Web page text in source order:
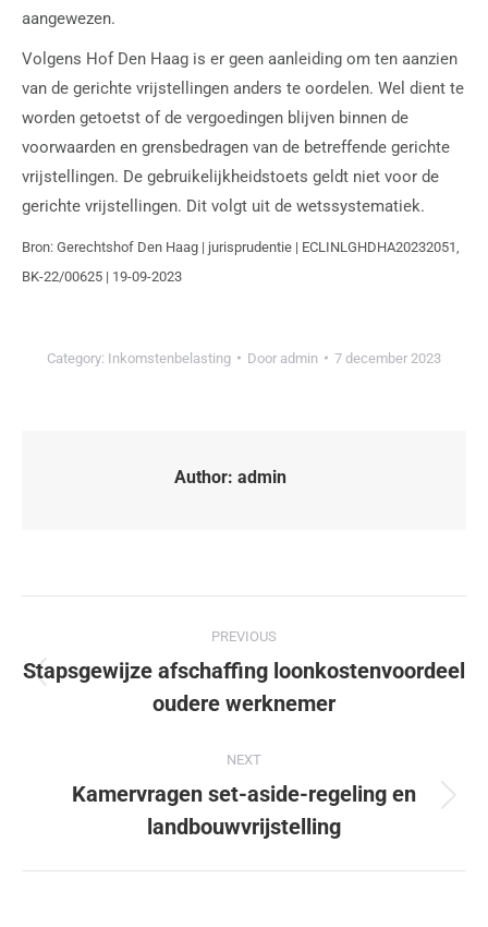
aangewezen.
Volgens Hof Den Haag is er geen aanleiding om ten aanzien
van de gerichte vrijstellingen anders te oordelen. Wel dient te
worden getoetst of de vergoedingen blijven binnen de
voorwaarden en grensbedragen van de betreffende gerichte
vrijstellingen. De gebruikelijkheidstoets geldt niet voor de
gerichte vrijstellingen. Dit volgt uit de wetssystematiek.
Bron: Gerechtshof Den Haag | jurisprudentie | ECLINLGHDHA20232051,
BK-22/00625 | 19-09-2023
Category: Inkomstenbelasting Door admin 7 december 2023
Author: admin
PREVIOUS
Stapsgewijze afschaffing loonkostenvoordeel
oudere werknemer
NEXT
Kamervragen set-aside-regeling en
landbouwvrijstelling